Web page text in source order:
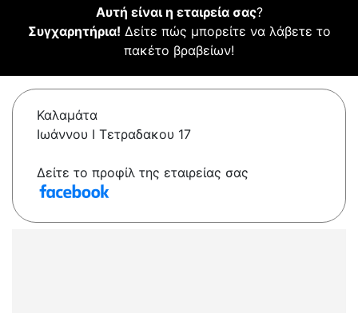
Αυτή είναι η εταιρεία σας?
Συγχαρητήρια! Δείτε πώς μπορείτε να λάβετε το
πακέτο βραβείων!
Καλαμάτα
Ιωάννου Ι Τετραδακου 17
Δείτε το προφίλ της εταιρείας σας